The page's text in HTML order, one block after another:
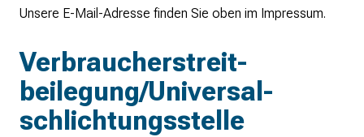
Unsere E-Mail-Adresse finden Sie oben im Impressum.
Verbraucher­streit­
beilegung/Universal­
schlichtungs­stelle